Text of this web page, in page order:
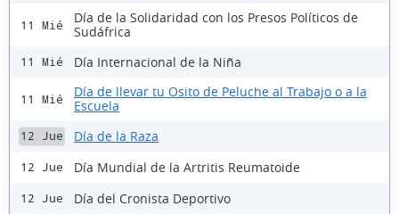
11 Mié
Día de la Solidaridad con los Presos Políticos de
Sudáfrica
11 Mié Día Internacional de la Niña
11 Mié
Día de llevar tu Osito de Peluche al Trabajo o a la
Escuela
12 Jue Día de la Raza
12 Jue Día Mundial de la Artritis Reumatoide
12 Jue Día del Cronista Deportivo